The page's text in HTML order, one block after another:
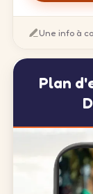
Une info à
Plan